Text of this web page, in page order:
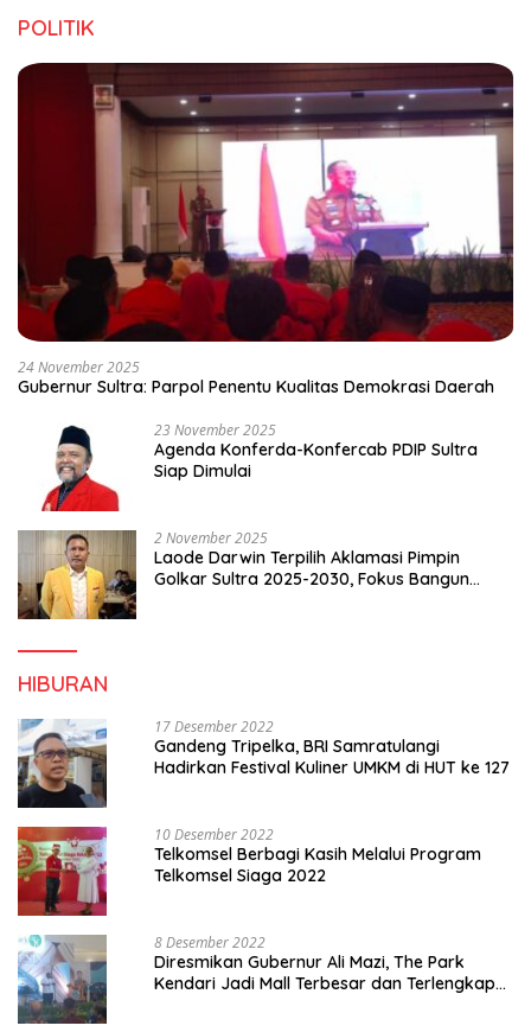
POLITIK
24 November 2025
Gubernur Sultra: Parpol Penentu Kualitas Demokrasi Daerah
23 November 2025
Agenda Konferda-Konfercab PDIP Sultra
Siap Dimulai
2 November 2025
Laode Darwin Terpilih Aklamasi Pimpin
Golkar Sultra 2025-2030, Fokus Bangun
HIBURAN
17 Desember 2022
Gandeng Tripelka, BRI Samratulangi
Hadirkan Festival Kuliner UMKM di HUT ke 127
10 Desember 2022
Telkomsel Berbagi Kasih Melalui Program
Telkomsel Siaga 2022
8 Desember 2022
Diresmikan Gubernur Ali Mazi, The Park
Kendari Jadi Mall Terbesar dan Terlengkap